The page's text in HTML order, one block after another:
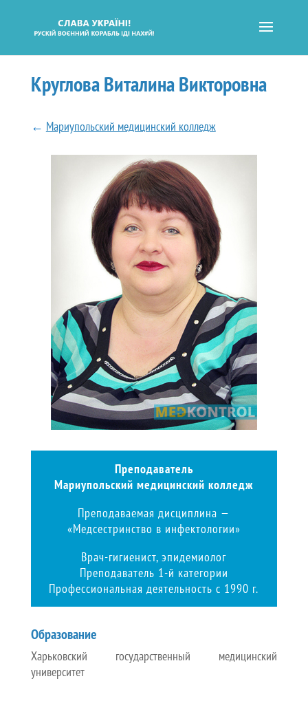
Круглова Виталина Викторовна
← Мариупольский медицинский колледж
Преподаватель
Мариупольский медицинский колледж
Преподаваемая дисциплина —
«Медсестринство в инфектологии»
Врач-гигиенист, эпидемиолог
Преподаватель 1-й категории
Профессиональная деятельность с 1990 г.
Образование
Харьковский государственный медицинский
университет